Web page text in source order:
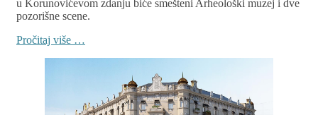
u Korunovićevom zdanju biće smešteni Arheološki muzej i dve
pozorišne scene.
Pročitaj više …